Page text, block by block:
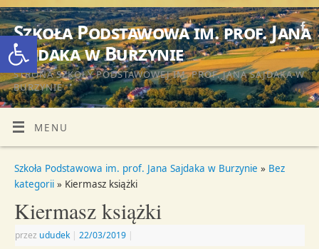
Otwórz pasek narzędzi
Szkoła Podstawowa im. prof. Jana
Sajdaka w Burzynie
STRONA SZKOŁY PODSTAWOWEJ IM. PROF. JANA SAJDAKA W
BURZYNIE
MENU
Szkoła Podstawowa im. prof. Jana Sajdaka w Burzynie » Bez
kategorii » Kiermasz książki
Kiermasz książki
przez ududek | 22/03/2019 |